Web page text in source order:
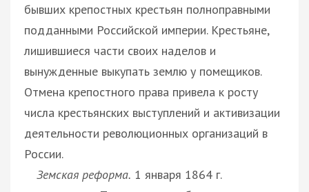
бывших крепостных крестьян полноправными
подданными Российской империи. Крестьяне,
лишившиеся части своих наделов и
вынужденные выкупать землю у помещиков.
Отмена крепостного права привела к росту
числа крестьянских выступлений и активизации
деятельности революционных организаций в
России.
Земская реформа. 1 января 1864 г.